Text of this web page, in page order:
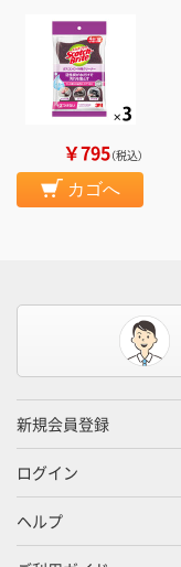
￥795（税込）
カゴへ
新規会員登録
ログイン
ヘルプ